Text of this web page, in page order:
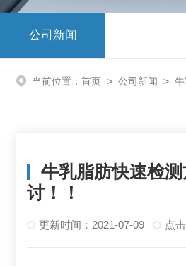
公司新闻
当前位置： 首页 > 公司新闻 > 牛
牛乳脂肪快速检
讨！！
更新时间：2021-07-09 点